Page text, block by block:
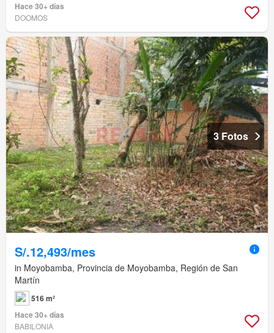
Hace 30+ días
DOOMOS
3 Fotos
S/.12,493/mes
in Moyobamba, Provincia de Moyobamba, Región de San
Martín
516 m²
Hace 30+ días
BABILONIA